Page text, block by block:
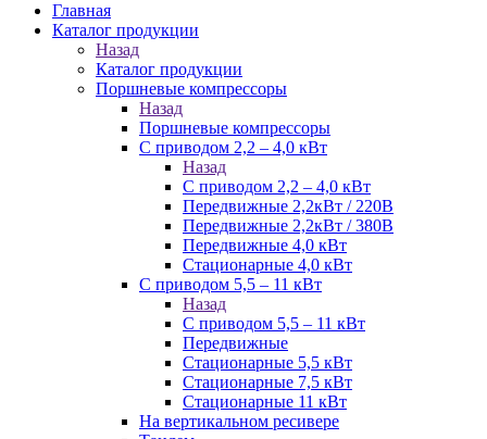
Главная
Каталог продукции
Назад
Каталог продукции
Поршневые компрессоры
Назад
Поршневые компрессоры
С приводом 2,2 – 4,0 кВт
Назад
С приводом 2,2 – 4,0 кВт
Передвижные 2,2кВт / 220В
Передвижные 2,2кВт / 380В
Передвижные 4,0 кВт
Стационарные 4,0 кВт
С приводом 5,5 – 11 кВт
Назад
С приводом 5,5 – 11 кВт
Передвижные
Стационарные 5,5 кВт
Стационарные 7,5 кВт
Стационарные 11 кВт
На вертикальном ресивере